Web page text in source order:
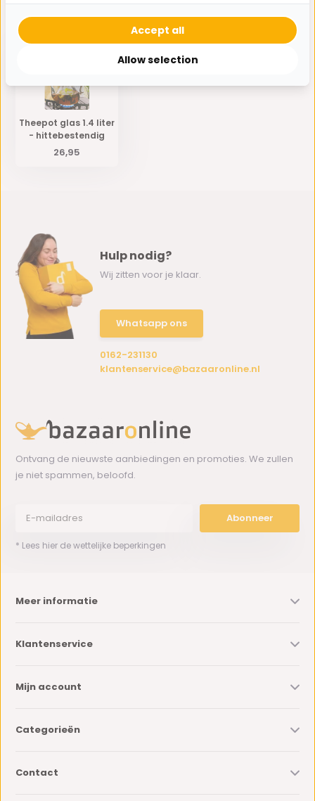
Eerder bekeken door jou
Theepot glas 1.4 liter
- hittebestendig
26,95
Hulp nodig?
Wij zitten voor je klaar.
Whatsapp ons
0162-231130
klantenservice@bazaaronline.nl
Ontvang de nieuwste aanbiedingen en promoties. We zullen
je niet spammen, beloofd.
Abonneer
* Lees hier de wettelijke beperkingen
Meer informatie
Klantenservice
Mijn account
Categorieën
Contact
Allow selection
Accept all